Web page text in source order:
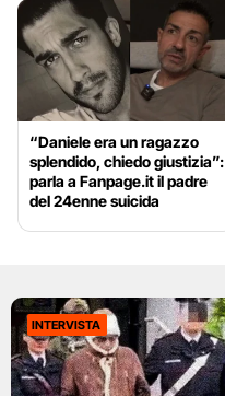
“Daniele era un ragazzo
splendido, chiedo giustizia”:
parla a Fanpage.it il padre
del 24enne suicida
INTERVISTA